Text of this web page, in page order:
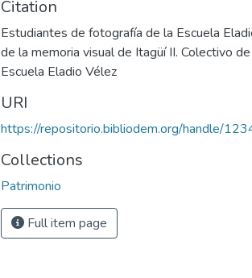
Citation
Estudiantes de fotografía de la Escuela
de la memoria visual de Itagüí II. Colectivo
Escuela Eladio Vélez
URI
https://repositorio.bibliodem.org/handle/
Collections
Patrimonio
Full item page